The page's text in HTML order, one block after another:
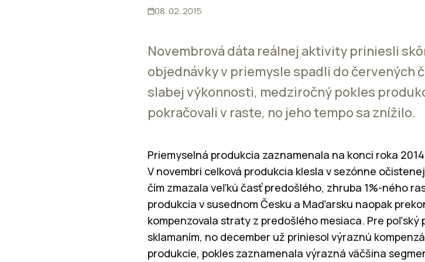
08. 02. 2015
Novembrová dáta reálnej aktivity priniesli
objednávky v priemysle spadli do červených
slabej výkonnosti, medziročný pokles
pokračovali v raste, no jeho tempo sa znížilo.
Priemyselná produkcia zaznamenala na konci roka
V novembri celková produkcia klesla v sezónne
čím zmazala veľkú časť predošlého, zhruba 1%-ného
produkcia v susednom Česku a Maďarsku naopak
kompenzovala straty z predošlého mesiaca. Pre poľský
sklamaním, no december už priniesol výraznú
produkcie, pokles zaznamenala výrazná väčšina